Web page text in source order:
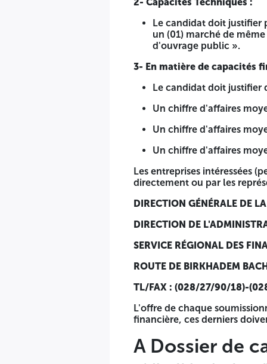
registre de commerce électronique (pour chaque lot).
Le candidat doit justifier par les attestations de
l'attestation de bon exécution doit être délivrée par
3- En matière de capacités financières :
Le candidat doit justifier qu'il a réalisé durant les trois
Un chiffre d'affaires moyen égal ou supérieur à 5 000
Un chiffre d'affaires moyen égal ou supérieur à 3 000
Un chiffre d'affaires moyen égal ou supérieur à 1 000
Les entreprises intéressées (personnes physiques ou
DIRECTION GÉNÉRALE DE LA SURETÉ NATIONALE
DIRECTION DE L'ADMINISTRATION GÉNÉRALE
SERVICE RÉGIONAL DES FINANCES ET DE L'ÉQUIPEMENT
ROUTE DE BIRKHADEM BACHDJARAH EL HARRAR ALGER
TL/FAX : (028/27/90/18)-(028/27/96/29)-(028/27/97/02).
L'offre de chaque soumissionnaire doit comporter un
Le candidat doit justifier
un (01) marché de
d'ouvrage public ».
3- En matière de capacités
Le candidat doit justifier
Un chiffre d'affaires
Un chiffre d'affaires
Un chiffre d'affaires
Les entreprises intéressées
directement ou par les
DIRECTION GÉNÉRALE DE
DIRECTION DE
SERVICE RÉGIONAL DES
ROUTE DE BIRKHADEM
TL/FAX : (028/27/90/18)-
L'offre de chaque
financière, ces derniers
A Dossier de